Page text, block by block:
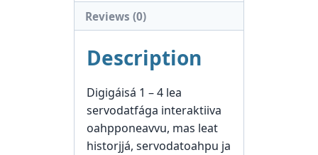
Reviews (0)
Description
Digigáisá 1 – 4 lea
servodatfága interaktiiva
oahpponeavvu, mas leat
historjjá, servodatoahpu ja